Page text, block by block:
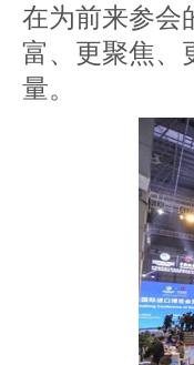
在为前来参会
富、更聚焦、
量。